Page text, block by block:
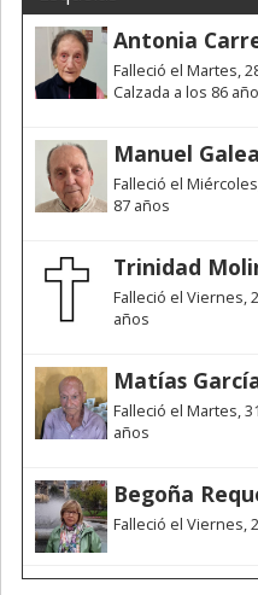
Antonia
Falleció el Martes,
Calzada a los 86
Manuel
Falleció el
87 años
Trinidad
Falleció el Viernes,
años
Matías
Falleció el Martes,
años
Begoña
Falleció el Viernes,